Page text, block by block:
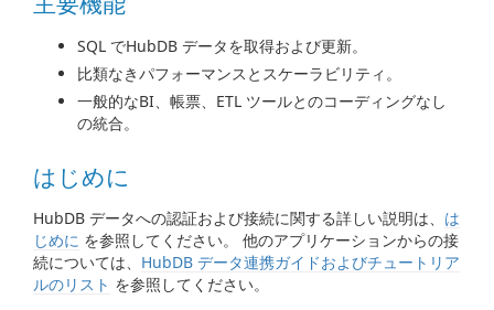
SQL でHubDB データを取得および更新。
比類なきパフォーマンスとスケーラビリティ。
一般的なBI、帳票、ETL ツールとのコーディングなし
の統合。
はじめに
HubDB データへの認証および接続に関する詳しい説明は、 は
じめに を参照してください。 他のアプリケーションからの接
続については、 HubDB データ連携ガイドおよびチュートリア
ルのリスト を参照してください。